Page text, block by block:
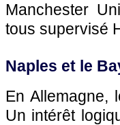
Manchester
tous supervisé
Naples et le
En Allemagne,
Un intérêt